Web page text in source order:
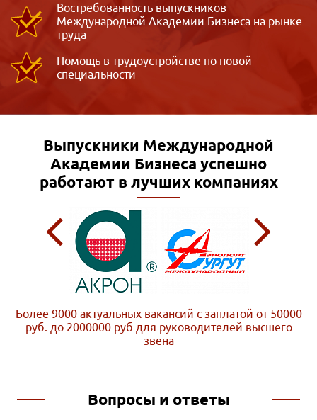
Востребованность выпускников
Международной Академии Бизнеса на рынке
труда
Помощь в трудоустройстве по новой
специальности
Выпускники Международной
Академии Бизнеса успешно
работают в лучших компаниях
Более 9000 актуальных вакансий с заплатой от 50000
руб. до 2000000 руб для руководителей высшего
звена
Вопросы и ответы